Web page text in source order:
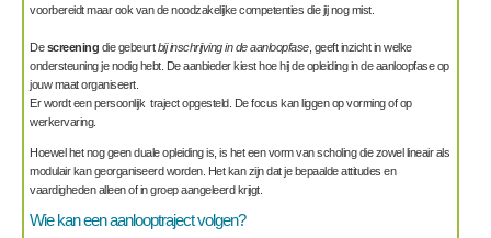
voorbereidt maar ook van de noodzakelijke competenties die jij nog mist.
Descreening die gebeurtbij inschrijving in de aanloopfase, geeft inzicht in welke
ondersteuning je nodig hebt. De aanbieder kiest hoe hij de opleiding in de aanloopfase op
jouw maat organiseert.
Er wordt een persoonlijk traject opgesteld. De focus kan liggen op vorming of op
werkervaring.
Hoewel het nog geen duale opleiding is, is het een vorm van scholing die zowel lineair als
modulair kan georganiseerd worden. Het kan zijn dat je bepaalde attitudes en
vaardigheden alleen of in groep aangeleerd krijgt.
Wie kan een aanlooptraject volgen?